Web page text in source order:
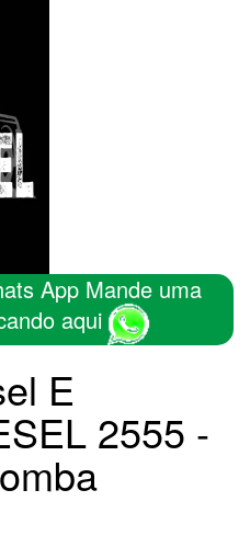
App Mande uma
aqui
E
2555 -